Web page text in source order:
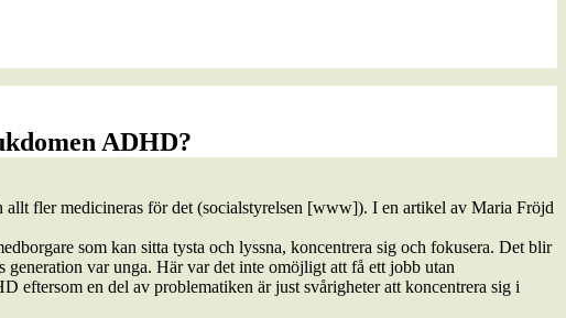
ADHD?
fler medicineras för det (socialstyrelsen [www]). I en artikel av Maria Fröjd
som kan sitta tysta och lyssna, koncentrera sig och fokusera. Det blir
var unga. Här var det inte omöjligt att få ett jobb utan
en del av problematiken är just svårigheter att koncentrera sig i